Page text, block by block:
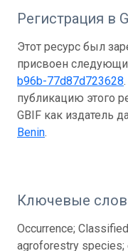
Регистрация в
Этот ресурс был
присвоен
b96b-77d87d723628.
публикацию этого
GBIF как издатель
Benin.
Ключевые
Occurrence;
agroforestry species;